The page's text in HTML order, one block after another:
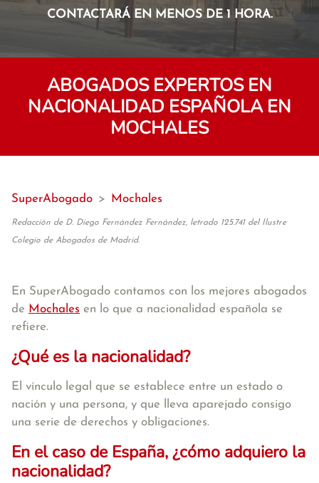
CONTACTARÁ EN MENOS DE 1 HORA.
ABOGADOS EXPERTOS EN
NACIONALIDAD ESPAÑOLA EN
MOCHALES
SuperAbogado > Mochales
Redacción de D. Diego Fernández Fernández, letrado 125.741 del Ilustre
Colegio de Abogados de Madrid.
En SuperAbogado contamos con los mejores abogados
de Mochales en lo que a nacionalidad española se
refiere.
¿Qué es la nacionalidad?
El vínculo legal que se establece entre un estado o
nación y una persona, y que lleva aparejado consigo
una serie de derechos y obligaciones.
En el caso de España, ¿cómo adquiero la
nacionalidad?